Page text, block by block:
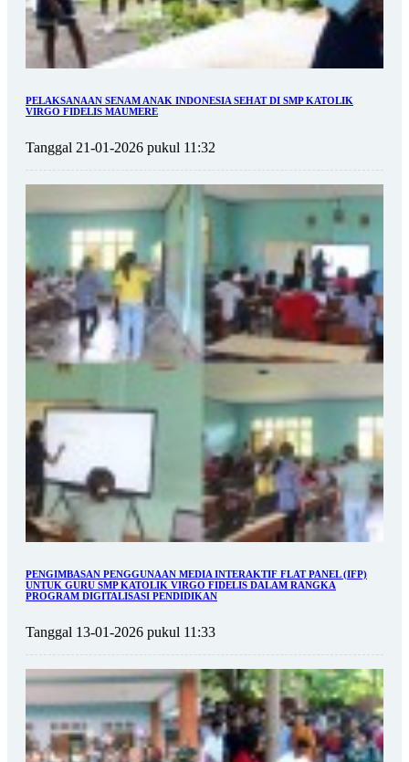
PELAKSANAAN SENAM ANAK INDONESIA SEHAT DI SMP KATOLIK
VIRGO FIDELIS MAUMERE
Tanggal 21-01-2026 pukul 11:32
PENGIMBASAN PENGGUNAAN MEDIA INTERAKTIF FLAT PANEL (IFP)
UNTUK GURU SMP KATOLIK VIRGO FIDELIS DALAM RANGKA
PROGRAM DIGITALISASI PENDIDIKAN
Tanggal 13-01-2026 pukul 11:33